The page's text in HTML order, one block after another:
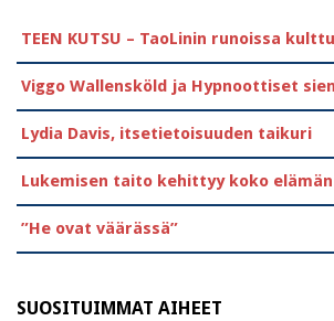
TEEN KUTSU – TaoLinin runoissa
Viggo Wallensköld ja Hypnoottiset
Lydia Davis, itsetietoisuuden taikuri
Lukemisen taito kehittyy koko
”He ovat väärässä”
SUOSITUIMMAT AIHEET